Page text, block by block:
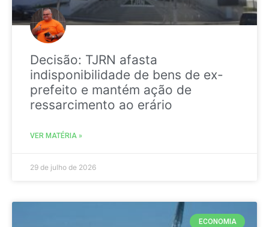
Decisão: TJRN afasta
indisponibilidade de bens de ex-
prefeito e mantém ação de
ressarcimento ao erário
VER MATÉRIA »
29 de julho de 2026
ECONOMIA